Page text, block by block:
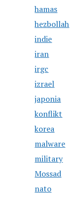
hamas
hezbollah
indie
iran
irgc
izrael
japonia
konflikt
korea
malware
military
Mossad
nato